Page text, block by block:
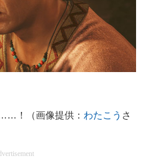
！（画像提供： わたこう さ